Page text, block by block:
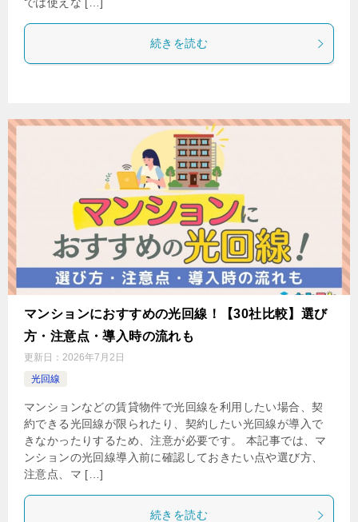
続きを読む
マンションにおすすめの光回線！【30社比較】選び
方・注意点・導入時の流れも
更新日： 2026年7月2日
光回線
マンションなどの賃貸物件で光回線を利用したい場合、契
約できる光回線が限られたり、契約したい光回線が導入で
きなかったりするため、注意が必要です。 本記事では、マ
ンションの光回線導入前に確認しておきたい点や選び方、
注意点、マ […]
続きを読む